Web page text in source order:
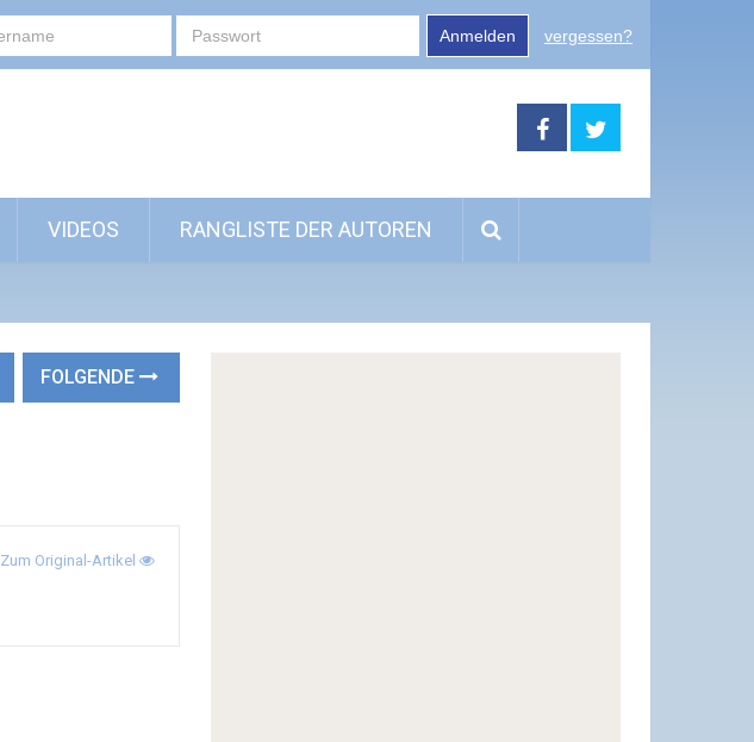
Anmelden vergessen?
VIDEOS RANGLISTE DER AUTOREN
FOLGENDE
Zum Original-Artikel